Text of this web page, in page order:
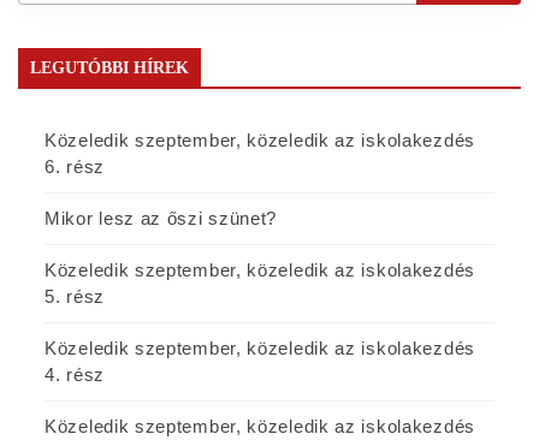
LEGUTÓBBI HÍREK
Közeledik szeptember, közeledik az iskolakezdés
6. rész
Mikor lesz az őszi szünet?
Közeledik szeptember, közeledik az iskolakezdés
5. rész
Közeledik szeptember, közeledik az iskolakezdés
4. rész
Közeledik szeptember, közeledik az iskolakezdés